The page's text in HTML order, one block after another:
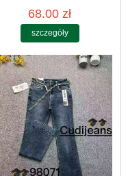
68.00 zł
szczegóły